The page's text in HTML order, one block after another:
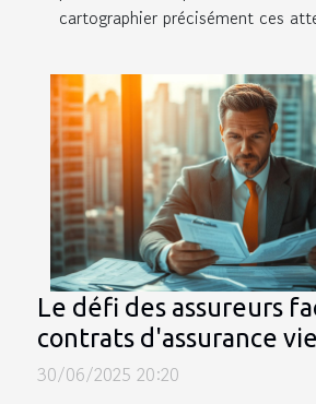
cartographier précisément ces
Le défi des assureurs
contrats d'assurance
30/06/2025 20:20